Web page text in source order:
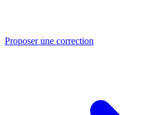
Proposer une correction